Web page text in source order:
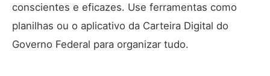
conscientes e eficazes. Use ferramentas como
planilhas ou o aplicativo da Carteira Digital do
Governo Federal para organizar tudo.